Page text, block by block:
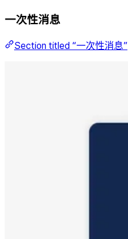
一次性消息
Section titled “一次性消息”